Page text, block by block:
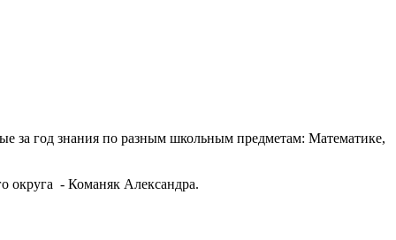
за год знания по разным школьным предметам: Математике,
округа - Команяк Александра.